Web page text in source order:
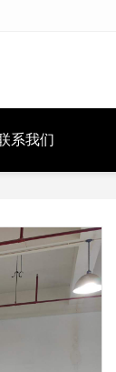
系我们